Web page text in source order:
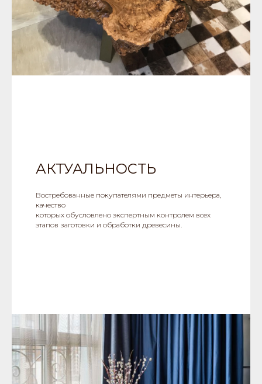
АКТУАЛЬНОСТЬ
Востребованные покупателями предметы интерьера,
качество
которых обусловлено экспертным контролем всех
этапов заготовки и обработки древесины.